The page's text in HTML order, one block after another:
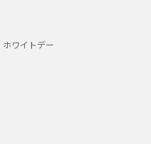
ホワイトデー